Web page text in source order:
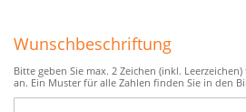
Wunschbeschriftung
Bitte geben Sie max. 2 Zeichen (inkl.
an. Ein Muster für alle Zahlen finden Sie in den